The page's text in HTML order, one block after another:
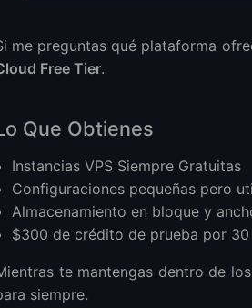
me preguntas qué plataforma
Free Tier.
Que Obtienes
Instancias VPS Siempre Gratuitas
Configuraciones pequeñas pero
Almacenamiento en bloque y
$300 de crédito de prueba por 30
te mantengas dentro de
siempre.